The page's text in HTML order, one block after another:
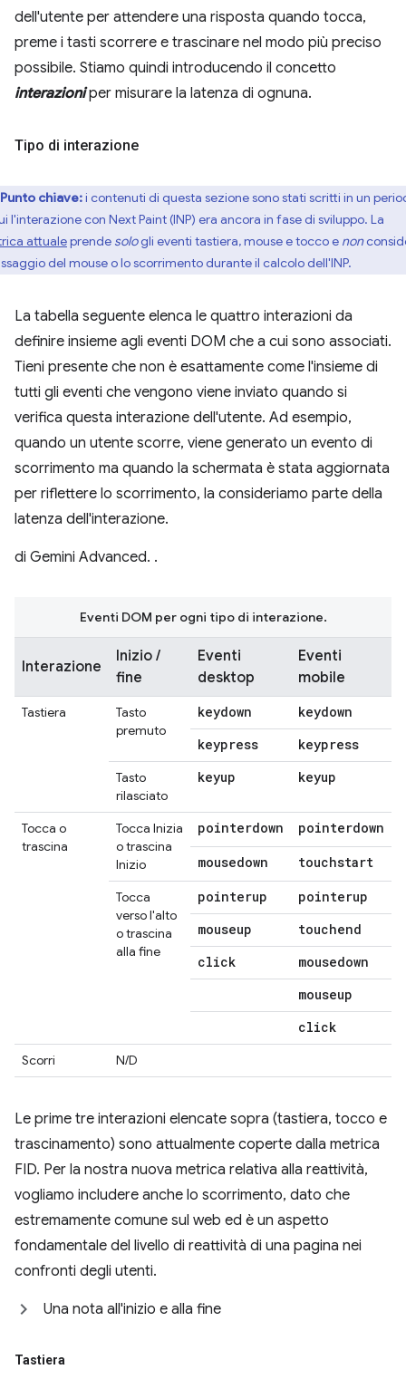
dell'utente per attendere una risposta quando tocca,
preme i tasti scorrere e trascinare nel modo più preciso
possibile. Stiamo quindi introducendo il concetto
interazioniper misurare la latenza di ognuna.
Tipo di interazione
Punto chiave:i contenuti di questa sezione sono stati scritti in un
l'interazione con Next Paint (INP) era ancora in fase di sviluppo. La
attualeprende sologli eventi tastiera, mouse e tocco e non
del mouse o lo scorrimento durante il calcolo dell'INP.
La tabella seguente elenca le quattro interazioni da
definire insieme agli eventi DOM che a cui sono associati.
Tieni presente che non è esattamente come l'insieme di
tutti gli eventi che vengono viene inviato quando si
verifica questa interazione dell'utente. Ad esempio,
quando un utente scorre, viene generato un evento di
scorrimento ma quando la schermata è stata aggiornata
per riflettere lo scorrimento, la consideriamo parte della
latenza dell'interazione.
di Gemini Advanced. .
Interazione
Inizio /
fine
Eventi
desktop
Eventi
mobile
Tastiera
Tasto
premuto
keydown
keydown
keypress
keypress
Tasto
rilasciato
keyup keyup
Tocca o
trascina
Tocca Inizia
o trascina
Inizio
pointerdown
pointerdown
mousedown
touchstart
Tocca
verso l'alto
o trascina
alla fine
pointerup
pointerup
mouseup
touchend
click
mousedown
mouseup
click
Scorri N/D
Eventi DOM per ogni tipo di interazione.
Le prime tre interazioni elencate sopra (tastiera, tocco e
trascinamento) sono attualmente coperte dalla metrica
FID. Per la nostra nuova metrica relativa alla reattività,
vogliamo includere anche lo scorrimento, dato che
estremamente comune sul web ed è un aspetto
fondamentale del livello di reattività di una pagina nei
confronti degli utenti.
Una nota all'inizio e alla fine
Tastiera